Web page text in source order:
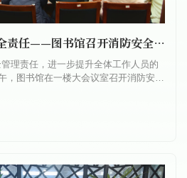
筑牢安全防线 压实安全责任——图书馆召开消防安全工作专题会议
理责任，进一步提升全体工作人员的
，图书馆在一楼大会议室召开消防安全